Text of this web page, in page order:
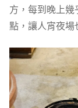
方，每到晚上幾
點，讓人宵夜場